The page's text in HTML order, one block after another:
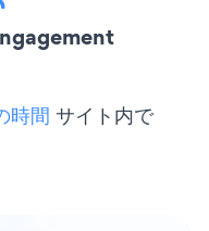
時間 サイト内で